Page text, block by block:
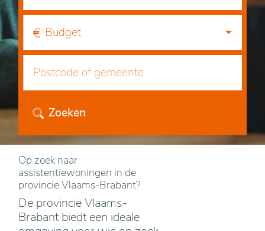
Budget
Zoeken
Op zoek naar
assistentiewoningen in de
provincie Vlaams-Brabant?
De provincie Vlaams-
Brabant biedt een ideale